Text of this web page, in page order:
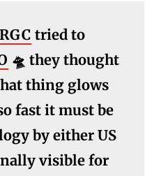
tried to
🛸 they thought
thing glows
fast it must be
by either US
visible for